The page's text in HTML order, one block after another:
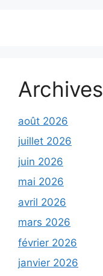
Archives
août 2026
juillet 2026
juin 2026
mai 2026
avril 2026
mars 2026
février 2026
janvier 2026